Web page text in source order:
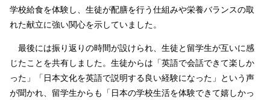
学校給食を体験し、生徒が配膳を行う仕組みや栄養バランスの取
れた献立に強い関心を示していました。
最後には振り返りの時間が設けられ、生徒と留学生が互いに感
じたことを共有しました。生徒からは「英語で会話できて楽しか
った」「日本文化を英語で説明する良い経験になった」という声
が聞かれ、留学生からも「日本の学校生活を体験できて嬉しかっ